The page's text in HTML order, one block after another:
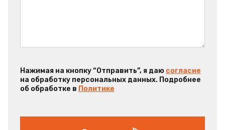
Нажимая на кнопку “Отправить”, я даю согласие
на обработку персональных данных. Подробнее
об обработке в Политике